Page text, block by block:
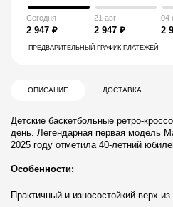
Сегодня
2 947 ₽
21 авг
2 947 ₽
04
2
ПРЕДВАРИТЕЛЬНЫЙ ГРАФИК ПЛАТЕЖЕЙ
ОПИСАНИЕ ДОСТАВКА
Детские баскетбольные ретро-
день. Легендарная первая модель
2025 году отметила 40-летний
Особенности:
Практичный и износостойкий верх